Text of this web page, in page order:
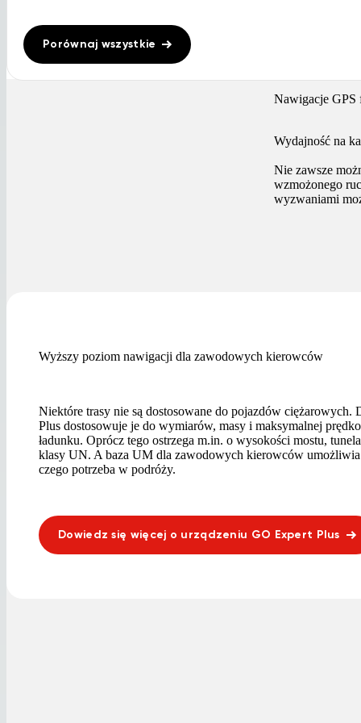
Porównaj wszystkie
Nawigacje GPS
Wydajność na
Nie zawsze
wzmożonego
wyzwaniami
Wyższy poziom nawigacji dla zawodowych kierowców
Niektóre trasy nie są dostosowane do pojazdów ciężarowych.
Plus dostosowuje je do wymiarów, masy i maksymalnej
ładunku. Oprócz tego ostrzega m.in. o wysokości mostu,
klasy UN. A baza UM dla zawodowych kierowców
czego potrzeba w podróży.
Dowiedz się więcej o urządzeniu GO Expert Plus